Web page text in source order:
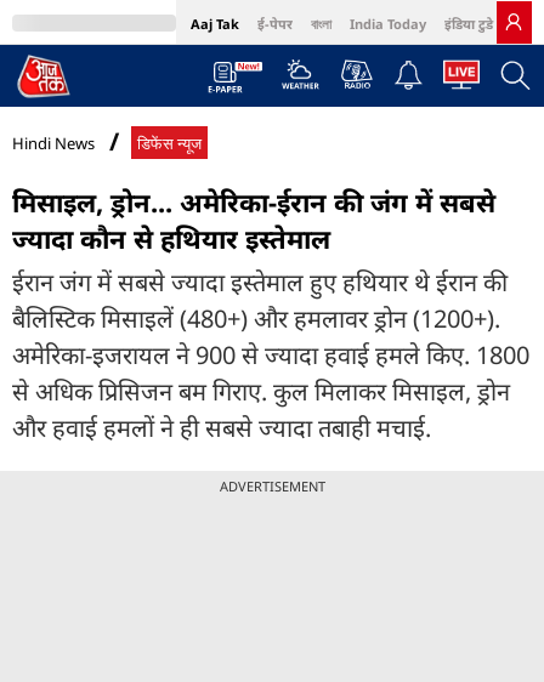
Aaj Tak ई-पेपर বাংলা India Today इंडिया टुडे हिंदी
MumbaiTak Cosmopolitan Harper's Bazaar Northeast
Hindi News डिफेंस न्यूज
मिसाइल, ड्रोन... अमेरिका-ईरान की जंग में सबसे
ज्यादा कौन से हथियार इस्तेमाल
ईरान जंग में सबसे ज्यादा इस्तेमाल हुए हथियार थे ईरान की
बैलिस्टिक मिसाइलें (480+) और हमलावर ड्रोन (1200+).
अमेरिका-इजरायल ने 900 से ज्यादा हवाई हमले किए. 1800
से अधिक प्रिसिजन बम गिराए. कुल मिलाकर मिसाइल, ड्रोन
और हवाई हमलों ने ही सबसे ज्यादा तबाही मचाई.
ADVERTISEMENT